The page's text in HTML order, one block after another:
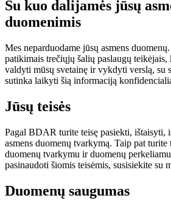
Su kuo dalijamės jūsų
duomenimis
Mes neparduodame jūsų asmens
patikimais trečiųjų šalių paslaugų teikėjais,
valdyti mūsų svetainę ir vykdyti verslą, su
sutinka laikyti šią informaciją
Jūsų teisės
Pagal BDAR turite teisę pasiekti, ištaisyti,
asmens duomenų tvarkymą. Taip pat turite
duomenų tvarkymu ir duomenų
pasinaudoti šiomis teisėmis, susisiekite su
Duomenų saugumas